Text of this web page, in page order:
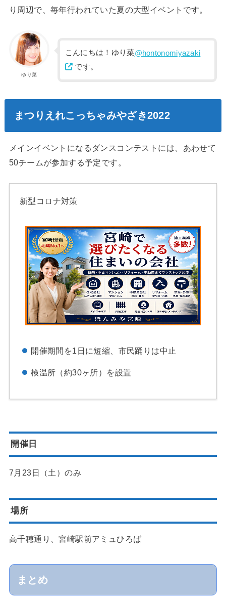
り周辺で、毎年行われていた夏の大型イベントです。
ゆり菜
こんにちは！ゆり菜@hontonomiyazaki
です。
まつりえれこっちゃみやざき2022
メインイベントになるダンスコンテストには、あわせて
50チームが参加する予定です。
新型コロナ対策
開催期間を1日に短縮、市民踊りは中止
検温所（約30ヶ所）を設置
開催日
7月23日（土）のみ
場所
高千穂通り、宮崎駅前アミュひろば
まとめ